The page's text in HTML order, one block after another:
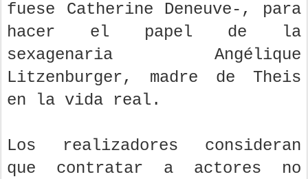
fuese Catherine Deneuve-, para
hacer el papel de la
sexagenaria Angélique
Litzenburger, madre de Theis
en la vida real.
Los realizadores consideran
que contratar a actores no